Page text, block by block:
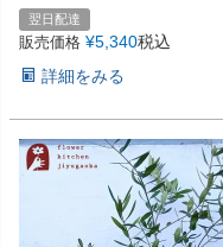
翌日配達
販売価格 ¥5,340税込
詳細をみる